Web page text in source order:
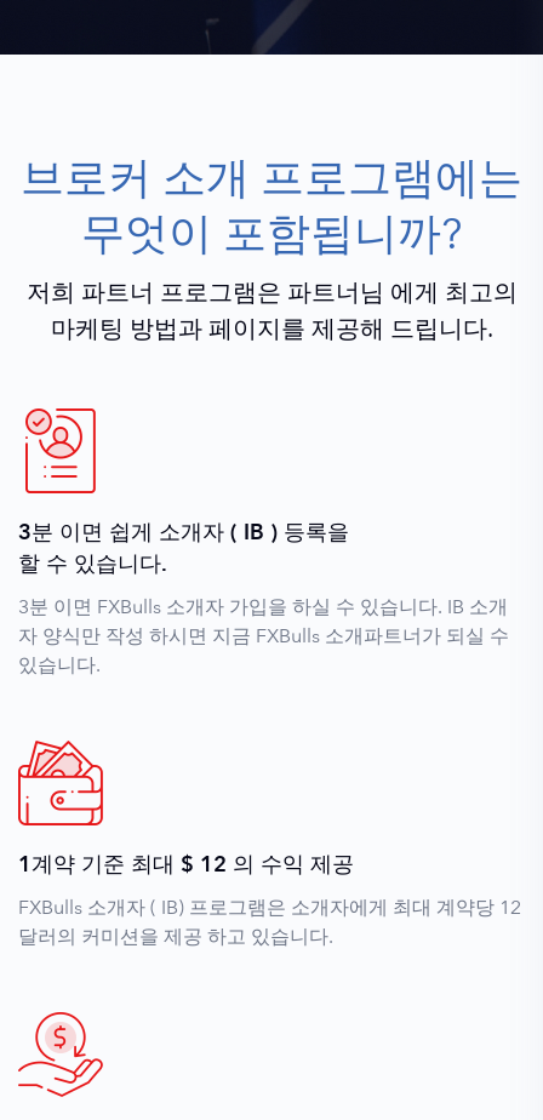
브로커 소개 프로그램에는
무엇이 포함됩니까?
저희 파트너 프로그램은 파트너님 에게 최고의
마케팅 방법과 페이지를 제공해 드립니다.
3분 이면 쉽게 소개자 ( IB ) 등록을
할 수 있습니다.
3분 이면 FXBulls 소개자 가입을 하실 수 있습니다. IB 소개
자 양식만 작성 하시면 지금 FXBulls 소개파트너가 되실 수
있습니다.
1계약 기준 최대 $ 12 의 수익 제공
FXBulls 소개자 ( IB) 프로그램은 소개자에게 최대 계약당 12
달러의 커미션을 제공 하고 있습니다.